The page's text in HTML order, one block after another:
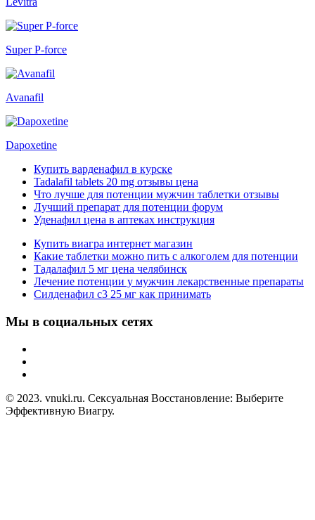
Super P-force
Avanafil
Dapoxetine
Купить варденафил в курске
Tadalafil tablets 20 mg отзывы цена
Что лучше для потенции мужчин таблетки отзывы
Лучший препарат для потенции форум
Уденафил цена в аптеках инструкция
Купить виагра интернет магазин
Какие таблетки можно пить с алкоголем для потенции
Тадалафил 5 мг цена челябинск
Лечение потенции у мужчин лекарственные препараты
Силденафил с3 25 мг как принимать
Мы в социальных сетях
© 2023. vnuki.ru. Сексуальная Восстановление: Выберите
Эффективную Виагру.